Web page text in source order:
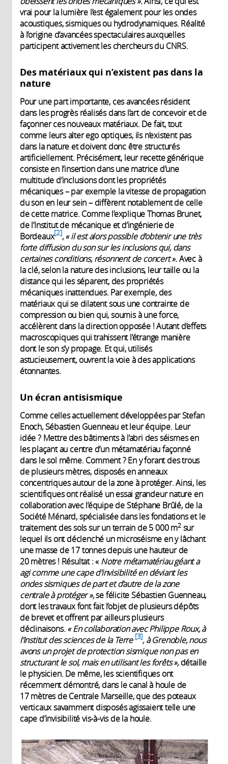
vrai pour la lumière l’est également pour les ondes
acoustiques, sismiques ou hydrodynamiques. Réalité
à l’origine d’avancées spectaculaires auxquelles
participent activement les chercheurs du CNRS.
Des matériaux qui n’existent pas dans la
nature
Pour une part importante, ces avancées résident
dans les progrès réalisés dans l’art de concevoir et de
façonner ces nouveaux matériaux. De fait, tout
comme leurs alter ego optiques, ils n’existent pas
dans la nature et doivent donc être structurés
artificiellement. Précisément, leur recette générique
consiste en l’insertion dans une matrice d’une
multitude d’inclusions dont les propriétés
mécaniques – par exemple la vitesse de propagation
du son en leur sein – diffèrent notablement de celle
de cette matrice. Comme l’explique Thomas Brunet,
de l’Institut de mécanique et d’ingénierie de
Bordeaux 2 ,« il est alors possible d’obtenir une très
forte diffusion du son sur les inclusions qui, dans
certaines conditions, résonnent de concert ».Avec à
la clé, selon la nature des inclusions, leur taille ou la
distance qui les séparent, des propriétés
mécaniques inattendues. Par exemple, des
matériaux qui se dilatent sous une contrainte de
compression ou bien qui, soumis à une force,
accélèrent dans la direction opposée ! Autant d’effets
macroscopiques qui trahissent l’étrange manière
dont le son s’y propage. Et qui, utilisés
astucieusement, ouvrent la voie à des applications
étonnantes.
Un écran antisismique
Comme celles actuellement développées par Stefan
Enoch, Sébastien Guenneau et leur équipe. Leur
idée ? Mettre des bâtiments à l’abri des séismes en
les plaçant au centre d’un métamatériau façonné
dans le sol même. Comment ? En y forant des trous
de plusieurs mètres, disposés en anneaux
concentriques autour de la zone à protéger. Ainsi, les
scientifiques ont réalisé un essai grandeur nature en
collaboration avec l’équipe de Stéphane Brûlé, de la
Société Ménard, spécialisée dans les fondations et le
traitement des sols sur un terrain de 5 000 m2sur
lequel ils ont déclenché un microséisme en y lâchant
une masse de 17 tonnes depuis une hauteur de
20 mètres ! Résultat : « Notre métamatériau géant a
agi comme une cape d’invisibilité en déviant les
ondes sismiques de part et d’autre de la zone
centrale à protéger »,se félicite Sébastien Guenneau,
dont les travaux font fait l’objet de plusieurs dépôts
de brevet et offrent par ailleurs plusieurs
déclinaisons. « En collaboration avec Philippe Roux, à
l’Institut des sciences de la Terre 3 , à Grenoble, nous
avons un projet de protection sismique non pas en
structurant le sol, mais en utilisant les forêts »,détaille
le physicien. De même, les scientifiques ont
récemment démontré, dans le canal à houle de
17 mètres de Centrale Marseille, que des poteaux
verticaux savamment disposés agissaient telle une
cape d’invisibilité vis-à-vis de la houle.